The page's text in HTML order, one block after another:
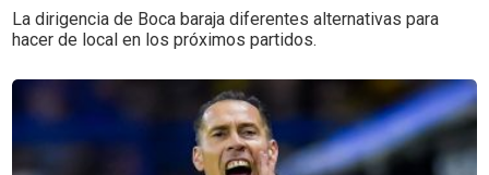
La dirigencia de Boca baraja diferentes alternativas para
hacer de local en los próximos partidos.